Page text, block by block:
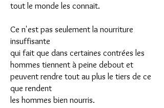
tout le monde les connait.
Ce n'est pas seulement la nourriture
insuffisante
qui fait que dans certaines contrées les
hommes tiennent à peine debout et
peuvent rendre tout au plus le tiers de ce
que rendent
les hommes bien nourris.